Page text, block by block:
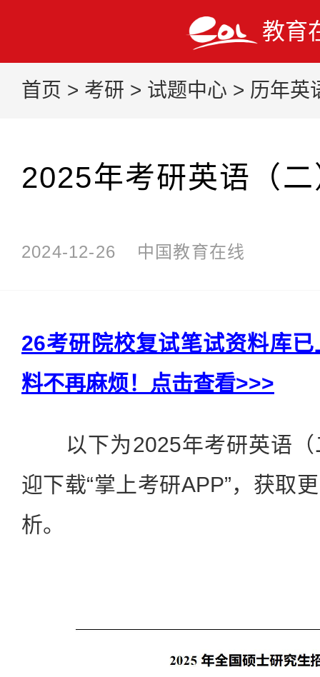
教育
首页 > 考研 > 试题中心 > 历年英
2025年考研英语（
2024-12-26 中国教育在线
26考研院校复试笔试资料库
料不再麻烦！点击查看>>>
以下为2025年考研英语（
迎下载“掌上考研APP”，获取
析。